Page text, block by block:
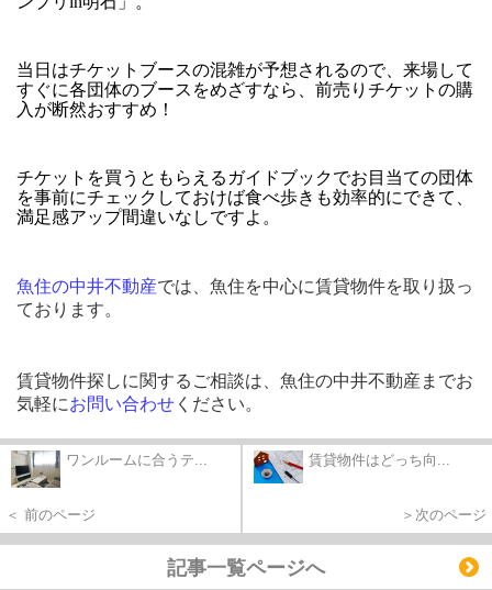
当日はチケットブースの混雑が予想されるので、来場して
すぐに各団体のブースをめざすなら、前売りチケットの購
入が断然おすすめ！
チケットを買うともらえるガイドブックでお目当ての団体
を事前にチェックしておけば食べ歩きも効率的にできて、
満足感アップ間違いなしですよ。
魚住の中井不動産では、魚住を中心に賃貸物件を取り扱っ
ております。
賃貸物件探しに関するご相談は、魚住の中井不動産までお
気軽にお問い合わせ ください。
ワンルームに合うテ...
＜ 前のページ
賃貸物件はどっち向...
＞次のページ
記事一覧ページへ